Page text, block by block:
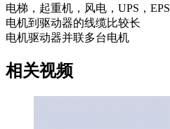
电梯，起重机，风电，UPS，EPS
电机到驱动器的线缆比较长
电机驱动器并联多台电机
相关视频